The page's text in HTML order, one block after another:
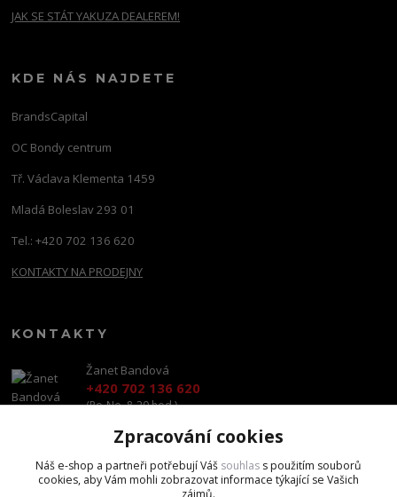
JAK SE STÁT YAKUZA DEALEREM!
KDE NÁS NAJDETE
BrandsCapital
OC Bondy centrum
Tř. Václava Klementa 1459
Mladá Boleslav 293 01
Tel.: +420 702 136 620
KONTAKTY NA PRODEJNY
KONTAKTY
Žanet Bandová
+420 702 136 620
(Po-Ne, 8-20 hod.)
shop@brandscapital.cz
Zpracování cookies
Náš e-shop a partneři potřebují Váš souhlas s použitím souborů
cookies, aby Vám mohli zobrazovat informace týkající se Vašich
zájmů.